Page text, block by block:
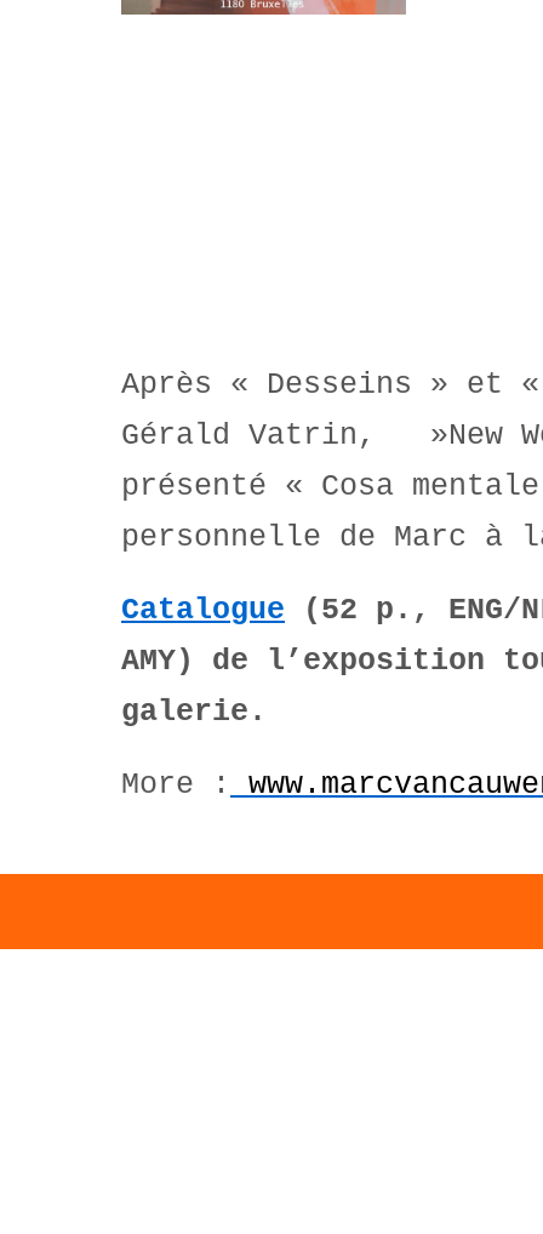
Après « Desseins » et
Gérald Vatrin, »New
présenté « Cosa
personnelle de Marc à
Catalogue (52 p., ENG/
AMY) de l’exposition
galerie.
More :